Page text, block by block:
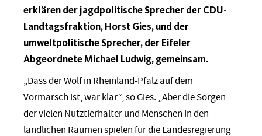
erklären der jagdpolitische Sprecher der CDU-
Landtagsfraktion, Horst Gies, und der
umweltpolitische Sprecher, der Eifeler
Abgeordnete Michael Ludwig, gemeinsam.
„Dass der Wolf in Rheinland-Pfalz auf dem
Vormarsch ist, war klar“, so Gies. „Aber die Sorgen
der vielen Nutztierhalter und Menschen in den
ländlichen Räumen spielen für die Landesregierung